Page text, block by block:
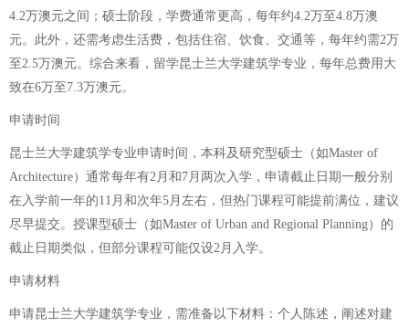
4.2万澳元之间；硕士阶段，学费通常更高，每年约4.2万至4.8万澳
元。此外，还需考虑生活费，包括住宿、饮食、交通等，每年约需2万
至2.5万澳元。综合来看，留学昆士兰大学建筑学专业，每年总费用大
致在6万至7.3万澳元。
申请时间
昆士兰大学建筑学专业申请时间，本科及研究型硕士（如Master of
Architecture）通常每年有2月和7月两次入学，申请截止日期一般分别
在入学前一年的11月和次年5月左右，但热门课程可能提前满位，建议
尽早提交。授课型硕士（如Master of Urban and Regional Planning）的
截止日期类似，但部分课程可能仅设2月入学。
申请材料
申请昆士兰大学建筑学专业，需准备以下材料：个人陈述，阐述对建